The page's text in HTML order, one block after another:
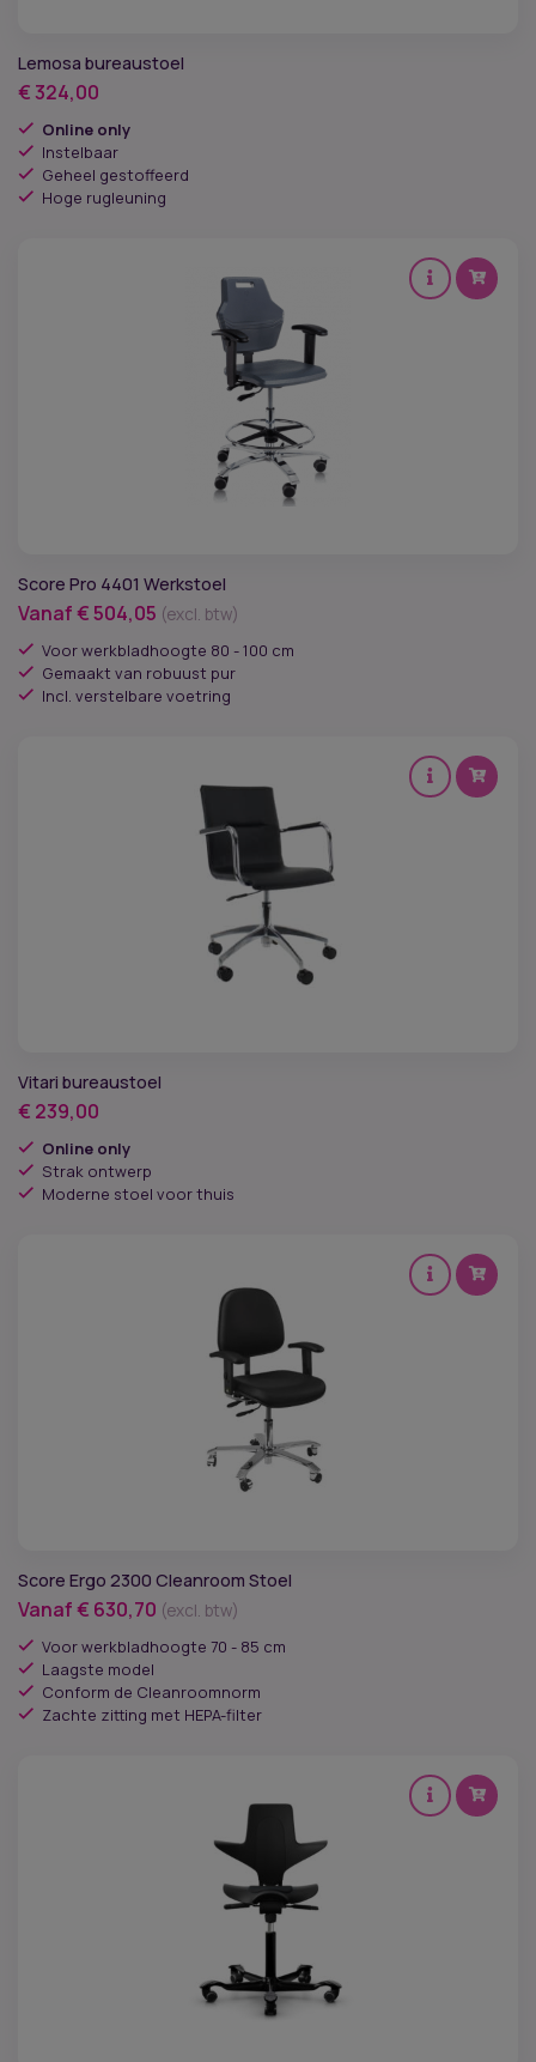
Lemosa bureaustoel
€324,00
Online only
Instelbaar
Geheel gestoffeerd
Hoge rugleuning
Score Pro 4401 Werkstoel
Vanaf€504,05 (excl. btw)
Voor werkbladhoogte 80 - 100 cm
Gemaakt van robuust pur
Incl. verstelbare voetring
Vitari bureaustoel
€ 239,00
Online only
Strak ontwerp
Moderne stoel voor thuis
Score Ergo 2300 Cleanroom Stoel
Vanaf€ 630,70 (excl. btw)
Voor werkbladhoogte 70 - 85 cm
Laagste model
Conform de Cleanroomnorm
Zachte zitting met HEPA-filter